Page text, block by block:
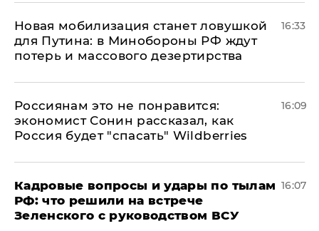
​Новая мобилизация станет ловушкой
для Путина: в Минобороны РФ ждут
потерь и массового дезертирства
16:33
Россиянам это не понравится:
экономист Сонин рассказал, как
Россия будет "спасать" Wildberries
16:09
Кадровые вопросы и удары по тылам
РФ: что решили на встрече
Зеленского с руководством ВСУ
16:07